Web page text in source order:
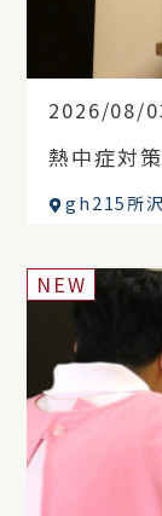
2026/08/
熱中症対策
gh215所
NEW